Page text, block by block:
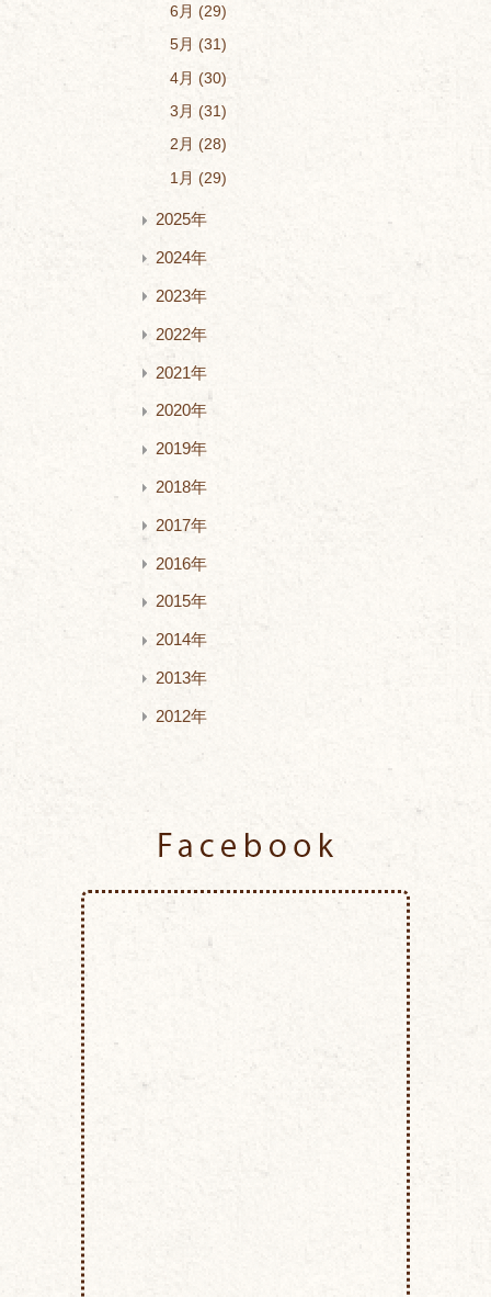
6月
29
5月
31
4月
30
3月
31
2月
28
1月
29
2025年
2024年
2023年
2022年
2021年
2020年
2019年
2018年
2017年
2016年
2015年
2014年
2013年
2012年